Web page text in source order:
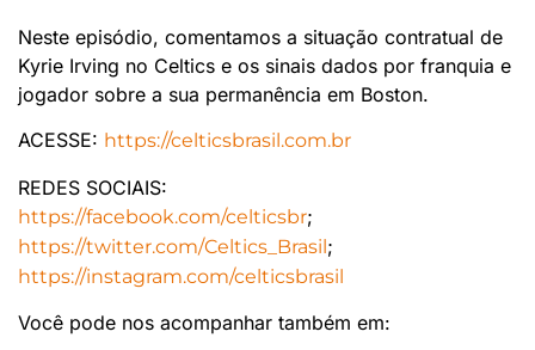
Neste episódio, comentamos a situação contratual de
Kyrie Irving no Celtics e os sinais dados por franquia e
jogador sobre a sua permanência em Boston.
ACESSE: https://celticsbrasil.com.br
REDES SOCIAIS:
https://facebook.com/celticsbr;
https://twitter.com/Celtics_Brasil;
https://instagram.com/celticsbrasil
Você pode nos acompanhar também em: